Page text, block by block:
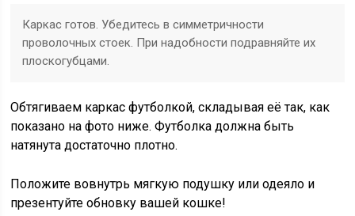
Каркас готов. Убедитесь в симметричности
проволочных стоек. При надобности подравняйте их
плоскогубцами.
Обтягиваем каркас футболкой, складывая её так, как
показано на фото ниже. Футболка должна быть
натянута достаточно плотно.
Положите вовнутрь мягкую подушку или одеяло и
презентуйте обновку вашей кошке!